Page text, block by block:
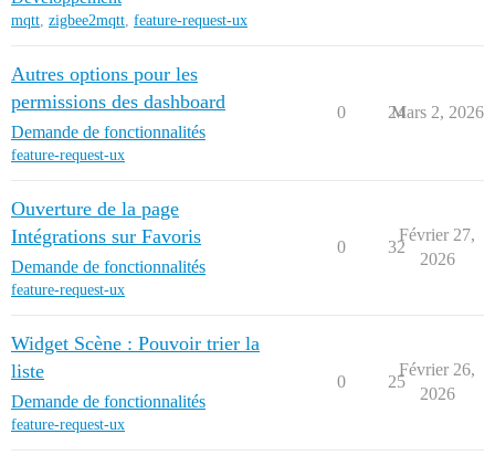
mqtt, zigbee2mqtt, feature-request-ux
Autres options pour les
permissions des dashboard
Demande de fonctionnalités
feature-request-ux
0 24
Mars 2, 2026
Ouverture de la page
Intégrations sur Favoris
Demande de fonctionnalités
feature-request-ux
0 32
Février 27,
2026
Widget Scène : Pouvoir trier la
liste
Demande de fonctionnalités
feature-request-ux
0 25
Février 26,
2026